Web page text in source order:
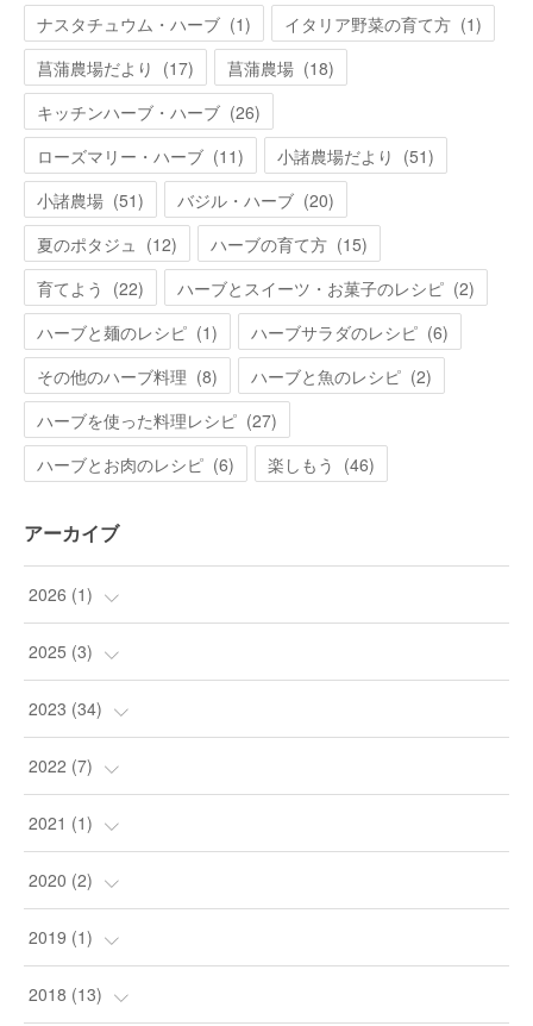
ナスタチュウム・ハーブ (1) イタリア野菜の育て方 (1)
菖蒲農場だより (17) 菖蒲農場 (18)
キッチンハーブ・ハーブ (26)
ローズマリー・ハーブ (11) 小諸農場だより (51)
小諸農場 (51) バジル・ハーブ (20)
夏のポタジュ (12) ハーブの育て方 (15)
育てよう (22) ハーブとスイーツ・お菓子のレシピ (2)
ハーブと麺のレシピ (1) ハーブサラダのレシピ (6)
その他のハーブ料理 (8) ハーブと魚のレシピ (2)
ハーブを使った料理レシピ (27)
ハーブとお肉のレシピ (6) 楽しもう (46)
アーカイブ
2026 (1)
(1
2025 (3)
(3)
2023 (34)
(9
(24)
(1
2022 (7)
(1
(4
(1
(1)
2021 (1)
(1
2020 (2)
(2
2019 (1)
(1)
2018 (13)